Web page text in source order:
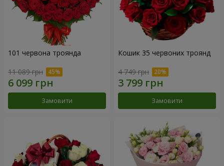
101 червона троянда
11 089 грн
Замовити
Кошик 35 червоних троянд
4 749 грн
Замовити